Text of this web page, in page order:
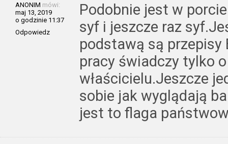
ANONIM mówi:
maj 13, 2019
o godzinie 11:37
Odpowiedz
Podobnie jest w
syf i jeszcze raz
podstawą są przepisy
pracy świadczy tylko
właścicielu.Jeszcze
sobie jak wyglądają
jest to flaga